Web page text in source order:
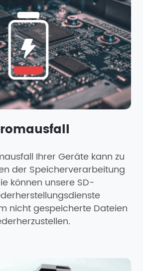
Ihrer Geräte kann zu
der Speicherverarbeitung
können unsere SD-
nicht gespeicherte Dateien